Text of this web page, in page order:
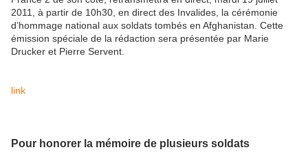
2011, à partir de 10h30, en direct des Invalides, la cérémonie
d’hommage national aux soldats tombés en Afghanistan. Cette
émission spéciale de la rédaction sera présentée par Marie
Drucker et Pierre Servent.
link
Pour honorer la mémoire de plusieurs soldats